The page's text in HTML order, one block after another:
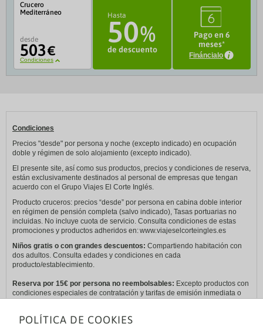
Crucero
Mediterráneo
desde
503€
Condiciones
Hasta
50
de descuento
3
Pago en 6
meses*
Fináncialo
Condiciones
Precios "desde" por persona y noche (excepto indicado) en ocupación
doble y régimen de solo alojamiento (excepto indicado).
El presente site, así como sus productos, precios y condiciones de reserva,
están exclusivamente destinados al personal de empresas que tengan
acuerdo con el Grupo Viajes El Corte Inglés.
​Producto cruceros: precios “desde” por persona en cabina doble interior
en régimen de pensión completa (salvo indicado), Tasas portuarias no
incluidas. No incluye cuota de servicio. Consulta condiciones de estas
promociones y productos adheridos en: www.viajeselcorteingles.es
Niños gratis o con grandes descuentos: Compartiendo habitación con
dos adultos. Consulta edades y condiciones en cada
producto/establecimiento.
Reserva por 15€ por persona no reembolsables: Excepto productos con
condiciones especiales de contratación y tarifas de emisión inmediata o
POLÍTICA DE COOKIES